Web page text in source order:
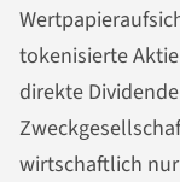
tokenisierte
direkte
wirtschaftlich